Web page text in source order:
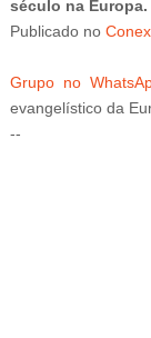
século na Europa.
Publicado no
Grupo no
evangelístico da
--